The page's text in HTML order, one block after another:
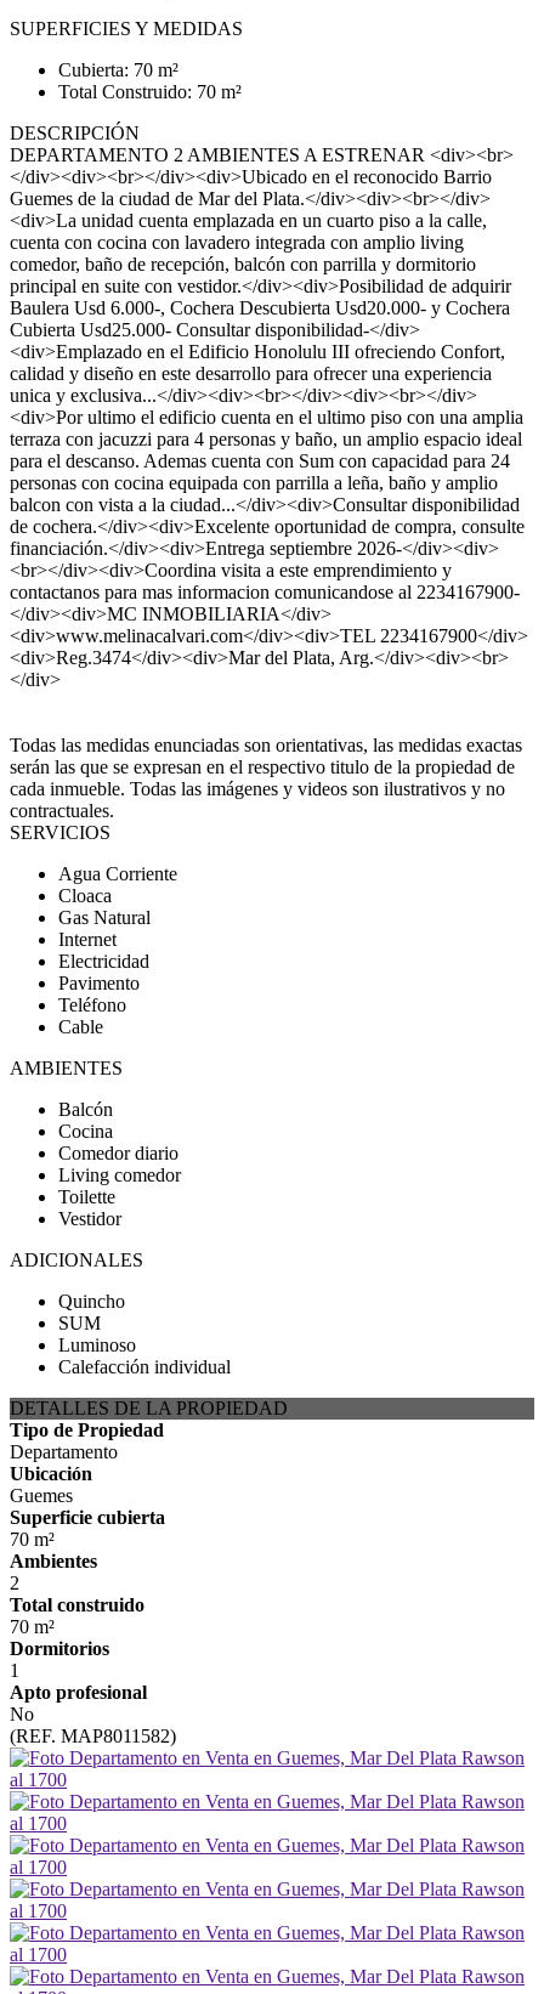
SUPERFICIES Y MEDIDAS
Cubierta: 70 m²
Total Construido: 70 m²
DESCRIPCIÓN
DEPARTAMENTO 2 AMBIENTES A ESTRENAR <div><br>
</div><div><br></div><div>Ubicado en el reconocido Barrio
Guemes de la ciudad de Mar del Plata.</div><div><br></div>
<div>La unidad cuenta emplazada en un cuarto piso a la calle,
cuenta con cocina con lavadero integrada con amplio living
comedor, baño de recepción, balcón con parrilla y dormitorio
principal en suite con vestidor.</div><div>Posibilidad de adquirir
Baulera Usd 6.000-, Cochera Descubierta Usd20.000- y Cochera
Cubierta Usd25.000- Consultar disponibilidad-</div>
<div>Emplazado en el Edificio Honolulu III ofreciendo Confort,
calidad y diseño en este desarrollo para ofrecer una experiencia
unica y exclusiva...</div><div><br></div><div><br></div>
<div>Por ultimo el edificio cuenta en el ultimo piso con una amplia
terraza con jacuzzi para 4 personas y baño, un amplio espacio ideal
para el descanso. Ademas cuenta con Sum con capacidad para 24
personas con cocina equipada con parrilla a leña, baño y amplio
balcon con vista a la ciudad...</div><div>Consultar disponibilidad
de cochera.</div><div>Excelente oportunidad de compra, consulte
financiación.</div><div>Entrega septiembre 2026-</div><div>
<br></div><div>Coordina visita a este emprendimiento y
contactanos para mas informacion comunicandose al 2234167900-
</div><div>MC INMOBILIARIA</div>
<div>www.melinacalvari.com</div><div>TEL 2234167900</div>
<div>Reg.3474</div><div>Mar del Plata, Arg.</div><div><br>
</div>
Todas las medidas enunciadas son orientativas, las medidas exactas
serán las que se expresan en el respectivo titulo de la propiedad de
cada inmueble. Todas las imágenes y videos son ilustrativos y no
contractuales.
SERVICIOS
Agua Corriente
Cloaca
Gas Natural
Internet
Electricidad
Pavimento
Teléfono
Cable
AMBIENTES
Balcón
Cocina
Comedor diario
Living comedor
Toilette
Vestidor
ADICIONALES
Quincho
SUM
Luminoso
Calefacción individual
DETALLES DE LA PROPIEDAD
Tipo de Propiedad
Departamento
Ubicación
Guemes
Superficie cubierta
70 m²
Ambientes
2
Total construido
70 m²
Dormitorios
1
Apto profesional
No
(REF. MAP8011582)